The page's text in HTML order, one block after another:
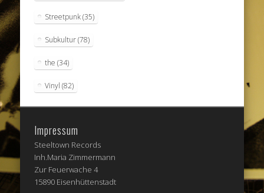
Streetpunk(35)
Subkultur(78)
the (34)
Vinyl (82)
Impressum
Steeltown Records
Inh.Maria Zimmermann
Zur Feuerwache 4
15890 Eisenhüttenstadt